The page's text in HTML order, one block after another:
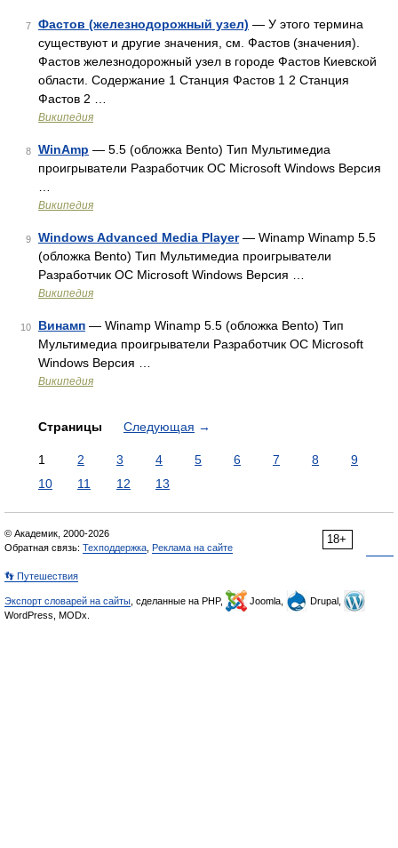
7 Фастов (железнодорожный узел) — У этого термина
существуют и другие значения, см. Фастов (значения).
Фастов железнодорожный узел в городе Фастов Киевской
области. Содержание 1 Станция Фастов 1 2 Станция
Фастов 2 …
Википедия
8 WinAmp — 5.5 (обложка Bento) Тип Мультимедиа
проигрыватели Разработчик ОС Microsoft Windows Версия
Википедия
9 Windows Advanced Media Player— Winamp Winamp 5.5
(обложка Bento) Тип Мультимедиа проигрыватели
Разработчик ОС Microsoft Windows Версия …
Википедия
10 Винамп — Winamp Winamp 5.5 (обложка Bento) Тип
Мультимедиа проигрыватели Разработчик ОС Microsoft
Windows Версия …
Википедия
Страницы Следующая →
1 2 3 4 5 6 7 8
9
10
11 12 13
18+
© Академик, 2000-2026
Обратная связь: Техподдержка Реклама на сайте
👣 Путешествия
Экспорт словарей на сайты , сделанные на PHP, Joomla,
Drupal,
WordPress, MODx.